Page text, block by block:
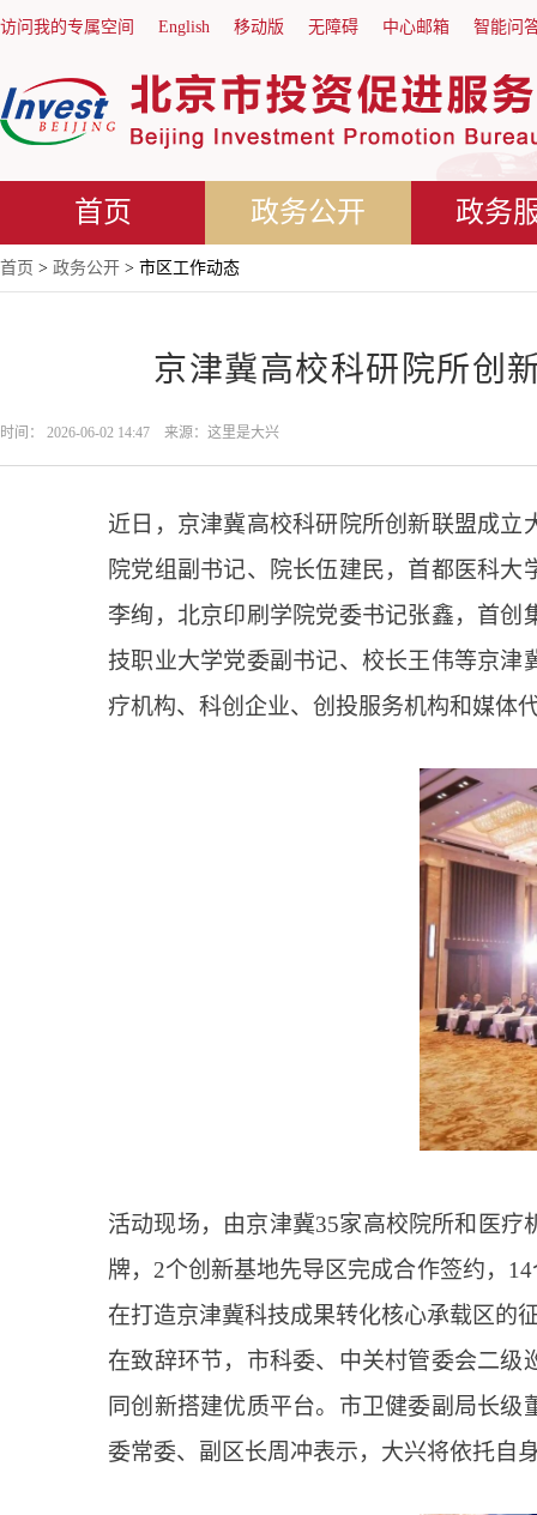
访问我的专属空间 English 移动版 无障碍 中心邮箱 智能问
首页 政务公开 政务
首页 > 政务公开 > 市区工作动态
京津冀高校科研院所创
时间： 2026-06-02 14:47 来源：这里是大兴
近日，京津冀高校科研院所创新联盟成
院党组副书记、院长伍建民，首都医科
李绚，北京印刷学院党委书记张鑫，首
技职业大学党委副书记、校长王伟等京
疗机构、科创企业、创投服务机构和媒体
活动现场，由京津冀35家高校院所和医
牌，2个创新基地先导区完成合作签约，
在打造京津冀科技成果转化核心承载区的
在致辞环节，市科委、中关村管委会二
同创新搭建优质平台。市卫健委副局长
委常委、副区长周冲表示，大兴将依托自